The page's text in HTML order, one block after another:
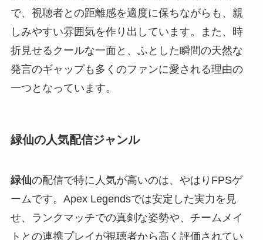
で、視聴者との距離感を適度に保ちながらも、親
しみやすい雰囲気を作り出しています。また、時
折見せるクールな一面と、ふとした瞬間の天然な
発言のギャップも多くのファンに愛される理由の
一つとなっています。
緑仙の人気配信ジャンル
緑仙の配信で特に人気が高いのは、やはりFPSゲ
ームです。Apex Legendsでは安定した実力を見
せ、ランクマッチでの真剣な姿勢や、チームメイ
トとの連携プレイが視聴者から高く評価されてい